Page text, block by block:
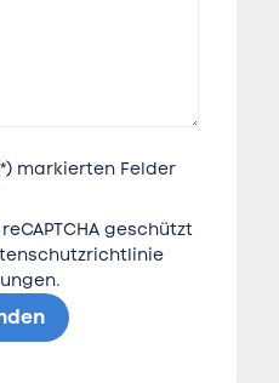
markierten Felder
geschützt
.